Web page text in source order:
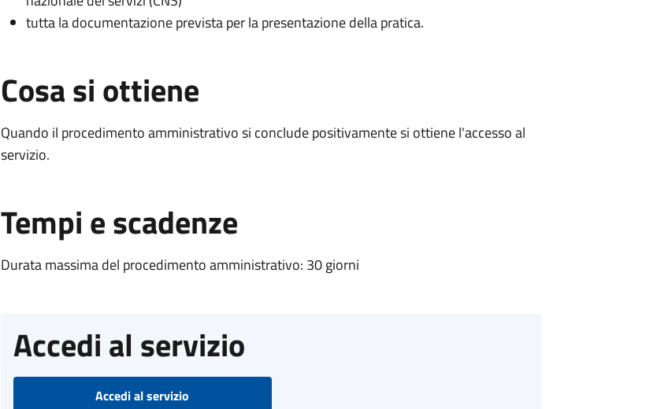
tutta la documentazione prevista per la presentazione della pratica.
Cosa si ottiene
Quando il procedimento amministrativo si conclude positivamente si ottiene l'accesso al
servizio.
Tempi e scadenze
Durata massima del procedimento amministrativo: 30 giorni
Accedi al servizio
Accedi al servizio